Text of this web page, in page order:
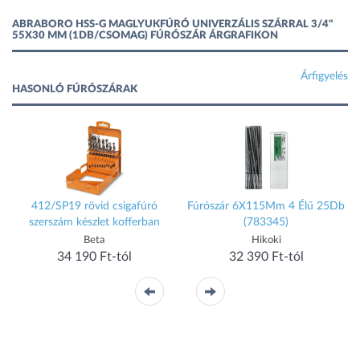
ABRABORO HSS-G MAGLYUKFÚRÓ UNIVERZÁLIS SZÁRRAL 3/4"
55X30 MM (1DB/CSOMAG) FÚRÓSZÁR ÁRGRAFIKON
Árfigyelés
HASONLÓ FÚRÓSZÁRAK
412/SP19 rövid csigafúró
szerszám készlet kofferban
Beta
34 190 Ft-tól
Fúrószár 6X115Mm 4 Élű 25Db
(783345)
Hikoki
32 390 Ft-tól